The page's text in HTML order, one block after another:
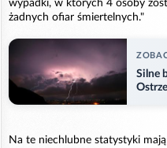
wypadki, w których 4 osoby
żadnych ofiar śmiertelnych."
Silne
Na te niechlubne statystyki